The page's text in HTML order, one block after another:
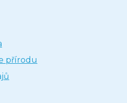
přírodu